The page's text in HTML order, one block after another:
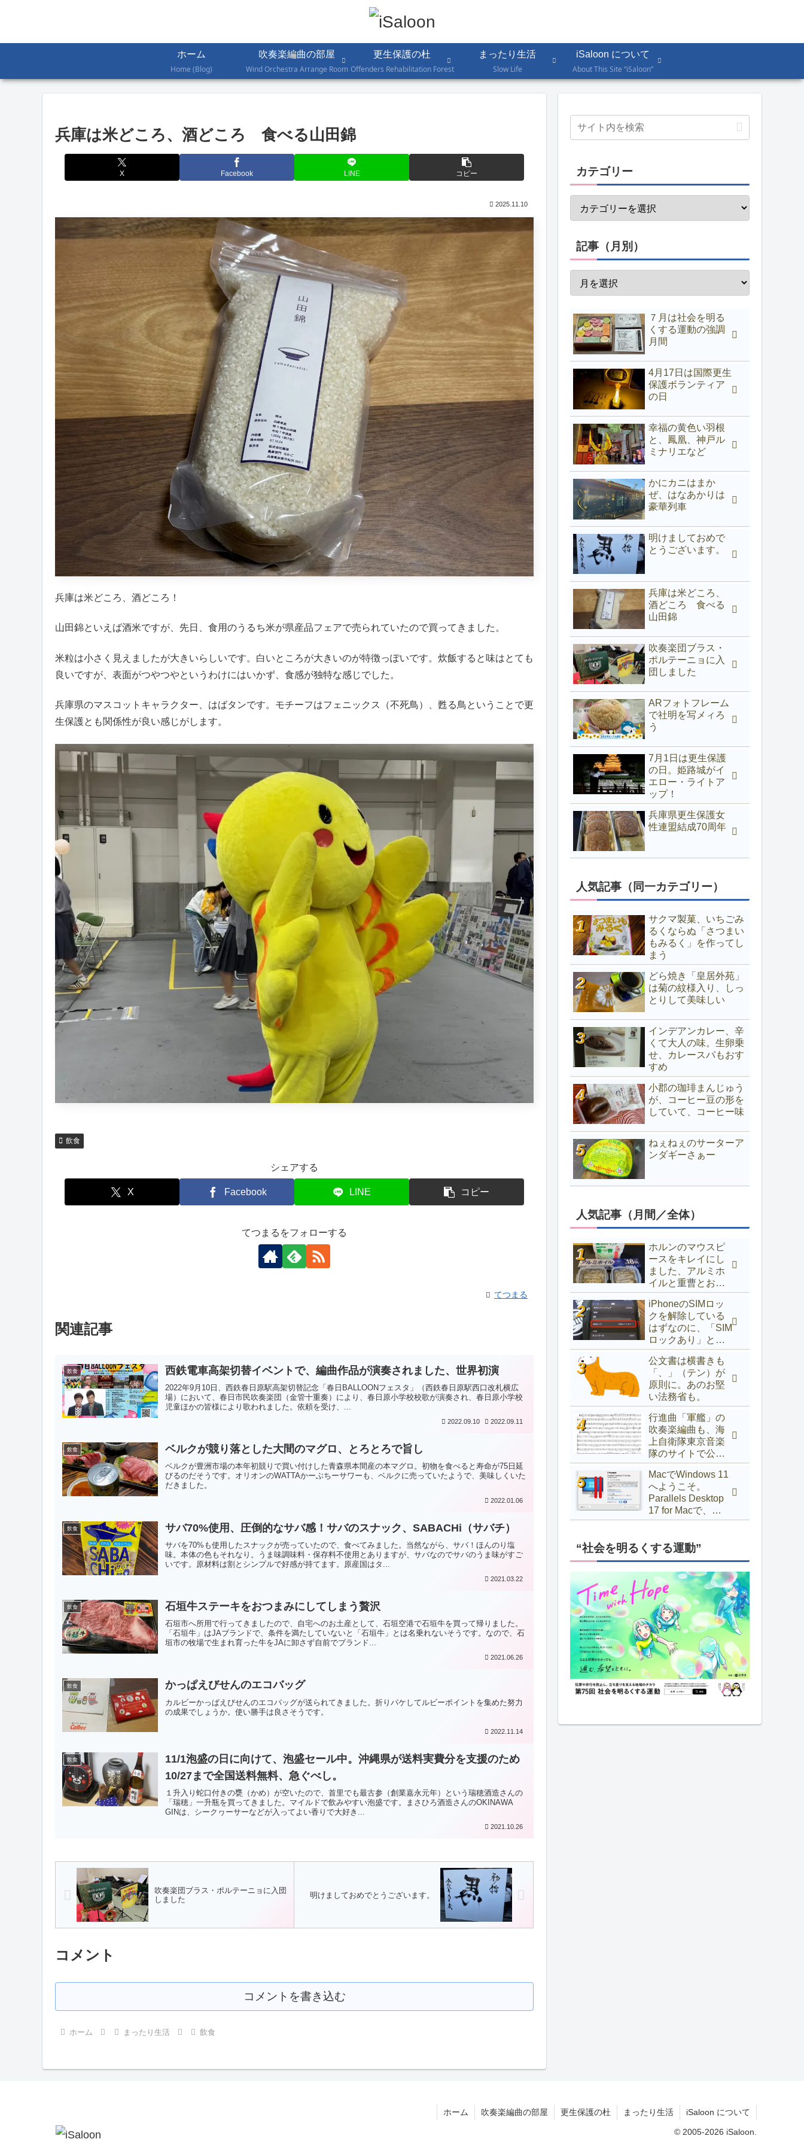
ホーム
Home (Blog)
吹奏楽編曲の部屋
Wind Orchestra Arrange Room
更生保護の杜
Offenders Rehabilitation Forest
まったり生活
Slow Life
iSaloon について
About This Site “iSaloon”
兵庫は米どころ、酒どころ 食べる山田錦
X Facebook LINE コピー
2025.11.10
兵庫は米どころ、酒どころ！
山田錦といえば酒米ですが、先日、食用のうるち米が県産品フェアで売られていたので買ってきました。
米粒は小さく見えましたが大きいらしいです。白いところが大きいのが特徴っぽいです。炊飯すると味はとても
良いですが、表面がつやつやというわけにはいかず、食感が独特な感じでした。
兵庫県のマスコットキャラクター、はばタンです。モチーフはフェニックス（不死鳥）、甦る鳥ということで更
生保護とも関係性が良い感じがします。
飲食
シェアする
X Facebook LINE コピー
てつまるをフォローする
てつまる
関連記事
飲食 西鉄電車高架切替イベントで、編曲作品が演奏されました、世界初演
2022年9月10日、西鉄春日原駅高架切替記念「春日BALLOONフェスタ」（西鉄春日原駅西口改札横広
場）において、春日市民吹奏楽団（金管十重奏）により、春日原小学校校歌が演奏され、春日原小学校
児童ほかの皆様により歌われました。依頼を受け、...
2022.09.10 2022.09.11
飲食 ベルクが競り落とした大間のマグロ、とろとろで旨し
ベルクが豊洲市場の本年初競りで買い付けした青森県本間産の本マグロ。初物を食べると寿命が75日延
びるのだそうです。オリオンのWATTAかーぶちーサワーも、ベルクに売っていたようで、美味しくいた
だきました。
2022.01.06
飲食 サバ70%使用、圧倒的なサバ感！サバのスナック、SABACHi（サバチ）
サバを70%も使用したスナックが売っていたので、食べてみました。当然ながら、サバ！ほんのり塩
味。本体の色もそれなり。うま味調味料・保存料不使用とありますが、サバなのでサバのうま味がすご
いです。原材料は割とシンプルで好感が持てます。原産国はタ...
2021.03.22
飲食 石垣牛ステーキをおつまみにしてしまう贅沢
石垣市へ所用で行ってきましたので、自宅へのお土産として、石垣空港で石垣牛を買って帰りました。
「石垣牛」はJAブランドで、条件を満たしていないと「石垣牛」とは名乗れないそうです。なので、石
垣市の牧場で生まれ育った牛をJAに卸さず自前でブランド...
2021.06.26
飲食 かっぱえびせんのエコバッグ
カルビーかっぱえびせんのエコバッグが送られてきました。折りパケしてルビーポイントを集めた努力
の成果でしょうか。使い勝手は良さそうです。
2022.11.14
飲食
11/1泡盛の日に向けて、泡盛セール中。沖縄県が送料実費分を支援のため
10/27まで全国送料無料、急ぐべし。
１升入り蛇口付きの甕（かめ）が空いたので、首里でも最古参（創業嘉永元年）という瑞穂酒造さんの
「瑞穂」一升瓶を買ってきました。マイルドで飲みやすい泡盛です。まさひろ酒造さんのOKINAWA
GINは、シークヮーサーなどが入ってよい香りで大好き...
2021.10.26
吹奏楽団ブラス・ポルテーニョに入団
しました
明けましておめでとうございます。
コメント
コメントを書き込む
ホーム まったり生活 飲食
カテゴリー
記事（月別）
７月は社会を明る
くする運動の強調
月間
4月17日は国際更生
保護ボランティア
の日
幸福の黄色い羽根
と、鳳凰、神戸ル
ミナリエなど
かにカニはまか
ぜ、はなあかりは
豪華列車
明けましておめで
とうございます。
兵庫は米どころ、
酒どころ 食べる
山田錦
吹奏楽団ブラス・
ポルテーニョに入
団しました
ARフォトフレーム
で社明を写メィろ
う
7月1日は更生保護
の日。姫路城がイ
エロー・ライトア
ップ！
兵庫県更生保護女
性連盟結成70周年
人気記事（同一カテゴリー）
サクマ製菓、いちごみ
るくならぬ「さつまい
もみるく」を作ってし
まう
どら焼き「皇居外苑」
は菊の紋様入り、しっ
とりして美味しい
インデアンカレー、辛
くて大人の味。生卵乗
せ、カレースパもおす
すめ
小郡の珈琲まんじゅう
が、コーヒー豆の形を
していて、コーヒー味
ねぇねぇのサーターア
ンダギーさぁー
人気記事（月間／全体）
ホルンのマウスピ
ースをキレイにし
ました、アルミホ
イルと重曹とお湯
でOK
iPhoneのSIMロッ
クを解除している
はずなのに、「SIM
ロックあり」と表
示されるときの対
処法
公文書は横書きも
「、」（テン）が
原則に。あのお堅
い法務省も。
行進曲「軍艦」の
吹奏楽編曲も、海
上自衛隊東京音楽
隊のサイトで公開
中！
MacでWindows 11
へようこそ。
Parallels Desktop
17 for Macで、
Windows 10以前か
するには
“社会を明るくする運動”
ホーム 吹奏楽編曲の部屋 更生保護の杜 まったり生活 iSaloon について
© 2005-2026 iSaloon.